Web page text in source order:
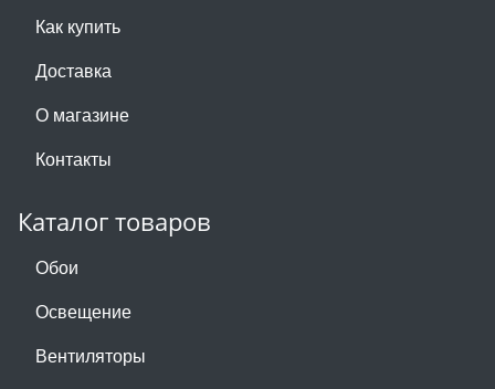
Как купить
Доставка
О магазине
Контакты
Каталог товаров
Обои
Освещение
Вентиляторы